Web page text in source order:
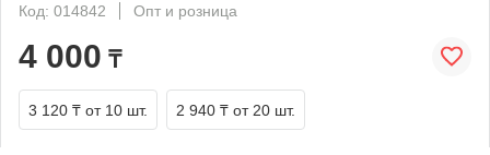
Код: 014842
Опт и розница
4 000 ₸
3 120 ₸ от 10 шт. 2 940 ₸ от 20 шт.